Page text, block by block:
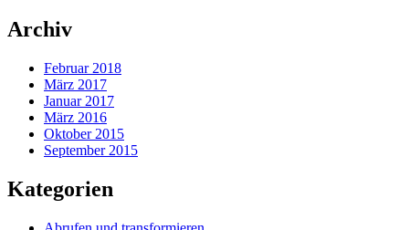
Archiv
Februar 2018
März 2017
Januar 2017
März 2016
Oktober 2015
September 2015
Kategorien